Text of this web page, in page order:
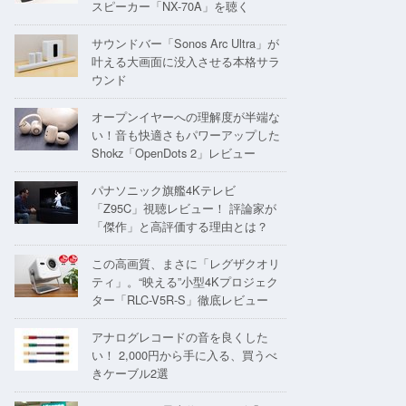
スピーカー「NX-70A」を聴く
サウンドバー「Sonos Arc Ultra」が
叶える大画面に没入させる本格サラ
ウンド
オープンイヤーへの理解度が半端な
い！音も快適さもパワーアップした
Shokz「OpenDots 2」レビュー
パナソニック旗艦4Kテレビ
「Z95C」視聴レビュー！ 評論家が
「傑作」と高評価する理由とは？
この高画質、まさに「レグザクオリ
ティ」。“映える”小型4Kプロジェク
ター「RLC-V5R-S」徹底レビュー
アナログレコードの音を良くした
い！ 2,000円から手に入る、買うべ
きケーブル2選